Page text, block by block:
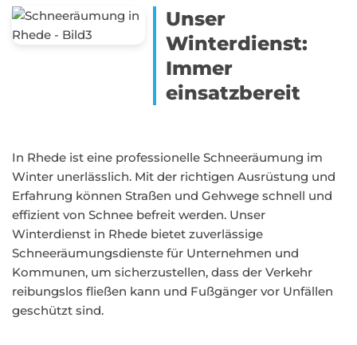
Unser
Winterdienst:
Immer
einsatzbereit
In Rhede ist eine professionelle Schneeräumung im
Winter unerlässlich. Mit der richtigen Ausrüstung und
Erfahrung können Straßen und Gehwege schnell und
effizient von Schnee befreit werden. Unser
Winterdienst in Rhede bietet zuverlässige
Schneeräumungsdienste für Unternehmen und
Kommunen, um sicherzustellen, dass der Verkehr
reibungslos fließen kann und Fußgänger vor Unfällen
geschützt sind.